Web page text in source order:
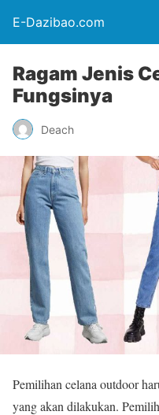
E-Dazibao.com
Ragam Jenis
Fungsinya
Deach
Pemilihan celana outdoor
yang akan dilakukan.